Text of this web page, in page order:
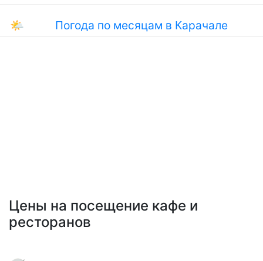
🌤 Погода по месяцам в Карачале
Цены на посещение кафе и
ресторанов